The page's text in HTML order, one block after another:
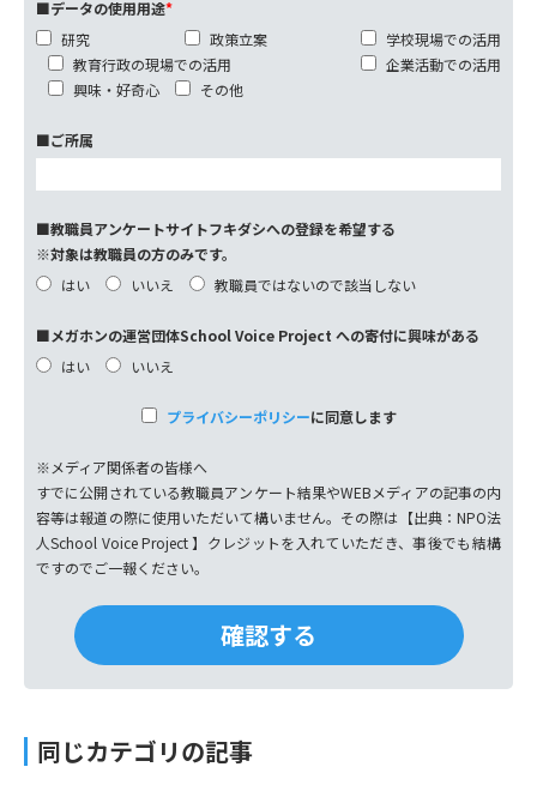
■データの使用用途*
研究
政策立案
学校現場での活用
教育行政の現場での活用
企業活動での活用
興味・好奇心
その他
■ご所属
■教職員アンケートサイトフキダシへの登録を希望する
※対象は教職員の方のみです。
はい
いいえ 教職員ではないので該当しない
■メガホンの運営団体School Voice Project への寄付に興味がある
はい
いいえ
プライバシーポリシーに同意します
※メディア関係者の皆様へ
すでに公開されている教職員アンケート結果やWEBメディアの記事の内
容等は報道の際に使用いただいて構いません。その際は【出典：NPO法
人School Voice Project 】クレジットを入れていただき、事後でも結構
ですのでご一報ください。
同じカテゴリの記事